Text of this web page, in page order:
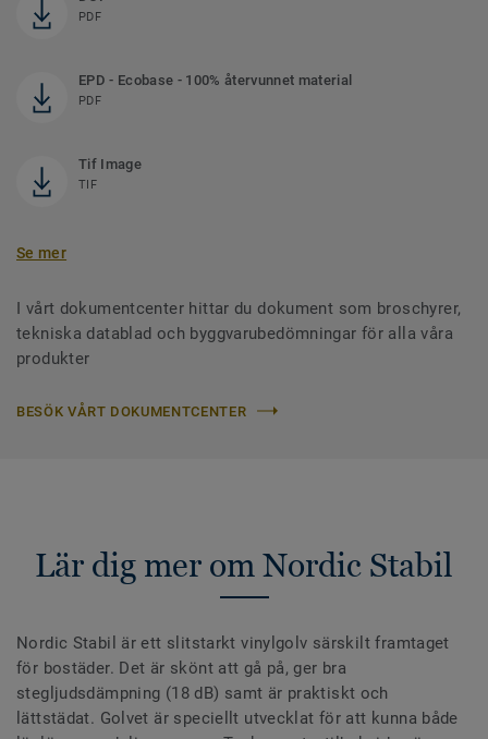
PDF
EPD - Ecobase - 100% återvunnet material
PDF
Tif Image
TIF
Se mer
I vårt dokumentcenter hittar du dokument som broschyrer,
tekniska datablad och byggvarubedömningar för alla våra
produkter
BESÖK VÅRT DOKUMENTCENTER
Lär dig mer om Nordic Stabil
Nordic Stabil är ett slitstarkt vinylgolv särskilt framtaget
för bostäder. Det är skönt att gå på, ger bra
stegljudsdämpning (18 dB) samt är praktiskt och
lättstädat. Golvet är speciellt utvecklat för att kunna både